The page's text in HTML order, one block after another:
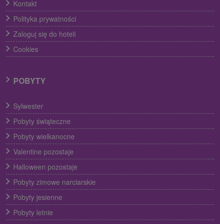
Kontakt
Polityka prywatności
Zaloguj się do hoteli
Cookies
POBYTY
Sylwester
Pobyty świąteczne
Pobyty wielkanocne
Valentine pozostaje
Halloween pozostaje
Pobyty zimowe narciarskie
Pobyty jesienne
Pobyty letnie